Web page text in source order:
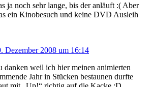
ja noch sehr lange, bis der anläuft :( Aber
ein Kinobesuch und keine DVD Ausleih
Dezember 2008 um 16:14
danken weil ich hier meinen animierten
Jahr in Stücken bestaunen durfte